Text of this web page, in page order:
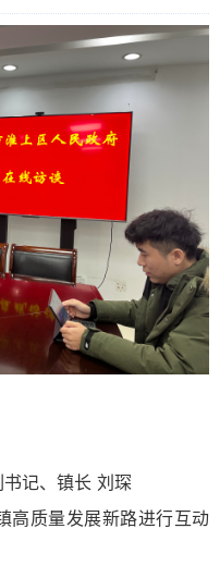
记、镇长 刘琛
高质量发展新路进行互动